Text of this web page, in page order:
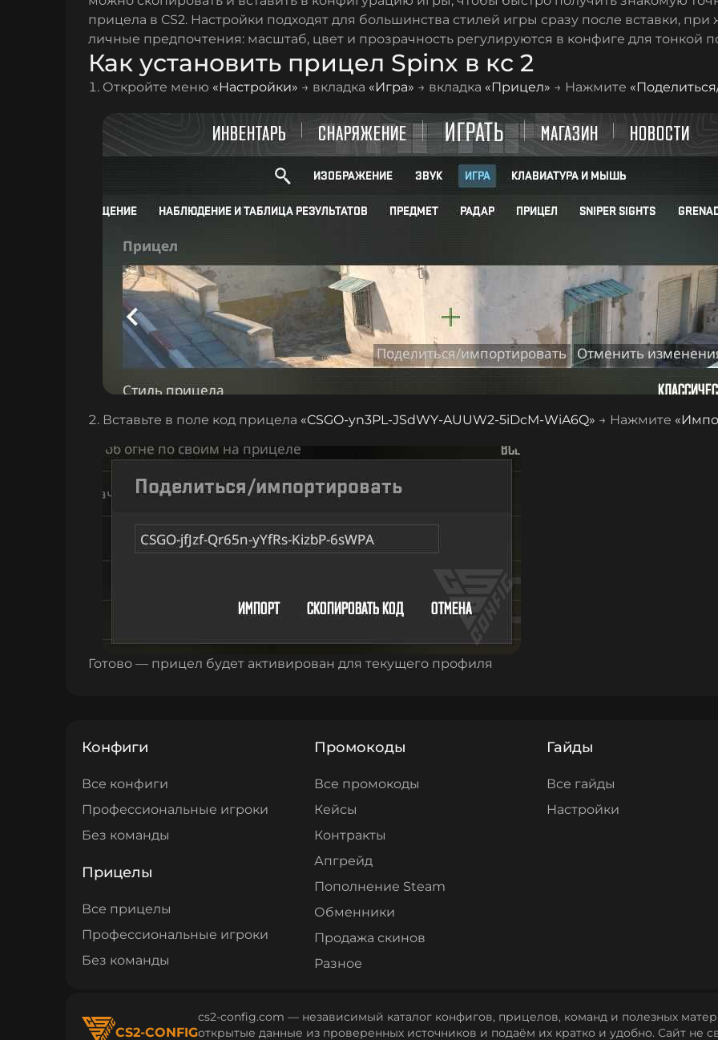
прицела в CS2. Настройки подходят для большинства стилей игры сразу после вставки,
личные предпочтения: масштаб, цвет и прозрачность регулируются в конфиге для тонкой
Как установить прицел Spinx в кс 2
Откройте меню «Настройки» → вкладка «Игра» → вкладка «Прицел» → Нажмите
Вставьте в поле код прицела «CSGO-yn3PL-JSdWY-AUUW2-5iDcM-WiA6Q» → Нажмите
Готово — прицел будет активирован для текущего профиля
Конфиги
Все конфиги
Профессиональные игроки
Без команды
Прицелы
Все прицелы
Профессиональные игроки
Без команды
Промокоды
Все промокоды
Кейсы
Контракты
Апгрейд
Пополнение Steam
Обменники
Продажа скинов
Разное
Гайды
Все гайды
Настройки
CS2-CONFIG
cs2-config.com — независимый каталог конфигов, прицелов, команд и полезных
открытые данные из проверенных источников и подаём их кратко и удобно. Сайт не